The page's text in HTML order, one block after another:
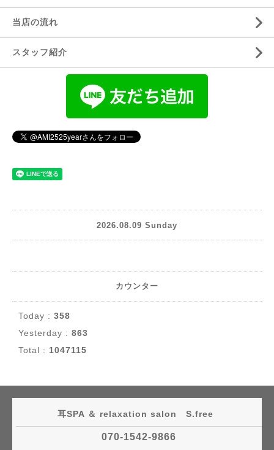
当店の流れ
スタッフ紹介
2026.08.09 Sunday
カウンター
Today : 358
Yesterday : 863
Total : 1047115
耳SPA ＆ relaxation salon S.free
070-1542-9866